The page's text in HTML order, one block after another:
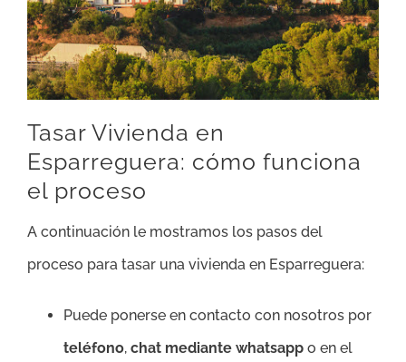
Tasar Vivienda en
Esparreguera: cómo funciona
el proceso
A continuación le mostramos los pasos del
proceso para tasar una vivienda en Esparreguera:
Puede ponerse en contacto con nosotros por
teléfono, chat mediante whatsapp o en el